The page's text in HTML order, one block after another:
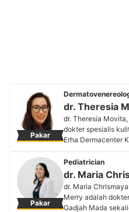
Pakar
dr. Theresia
dr. Theresia Movita,
dokter spesialis
Erha Dermacenter
trainer internal di
kosmetik, laser,
beberapa karya
masyarakat.
(Perhimpunan
Pakar
Pediatrician
dr. Maria
dr. Maria
Merry adalah
Gadjah Mada